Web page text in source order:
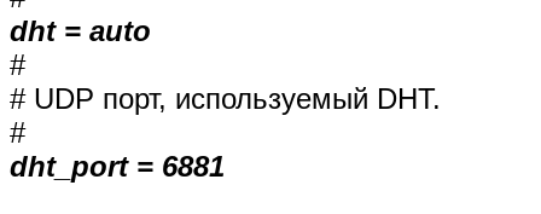
dht = auto
#
# UDP порт, используемый DHT.
#
dht_port = 6881